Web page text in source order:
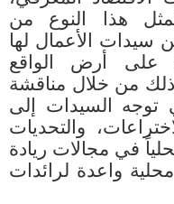
هذا النوع من
سيدات الأعمال لها
على أرض الواقع
من خلال مناقشة
توجه السيدات إلى
والتحديات
في مجالات ريادة
واعدة لرائدات